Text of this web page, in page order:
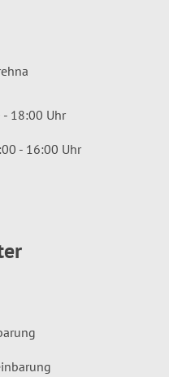
18:00 Uhr
- 16:00 Uhr